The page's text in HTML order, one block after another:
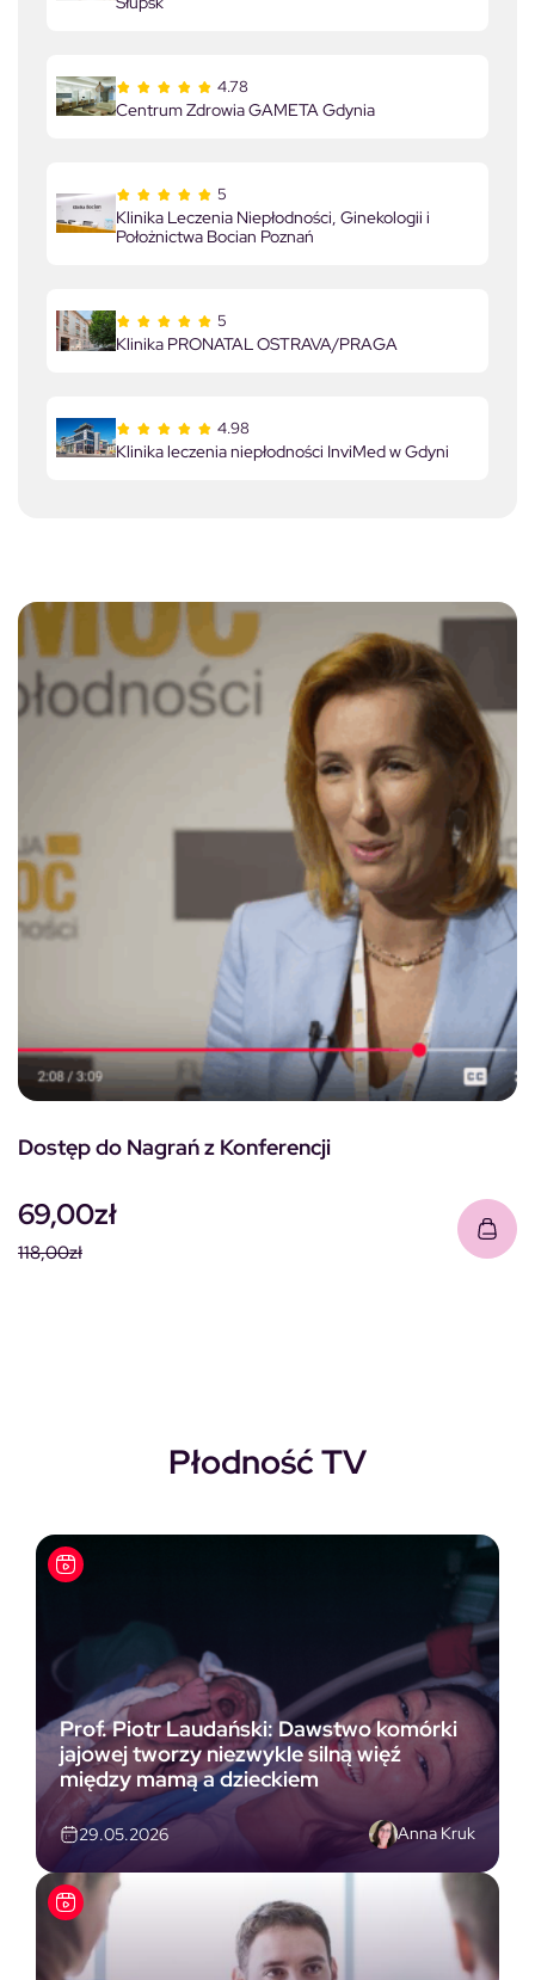
4.78
Centrum Zdrowia GAMETA Gdynia
5
Klinika Leczenia Niepłodności, Ginekologii i
Położnictwa Bocian Poznań
5
Klinika PRONATAL OSTRAVA/PRAGA
4.98
Klinika leczenia niepłodności InviMed w Gdyni
Dostęp do Nagrań z Konferencji
118,00zł
69,00zł
Płodność TV
Prof. Piotr Laudański: Dawstwo komórki
jajowej tworzy niezwykle silną więź
między mamą a dzieckiem
29.05.2026 Anna Kruk